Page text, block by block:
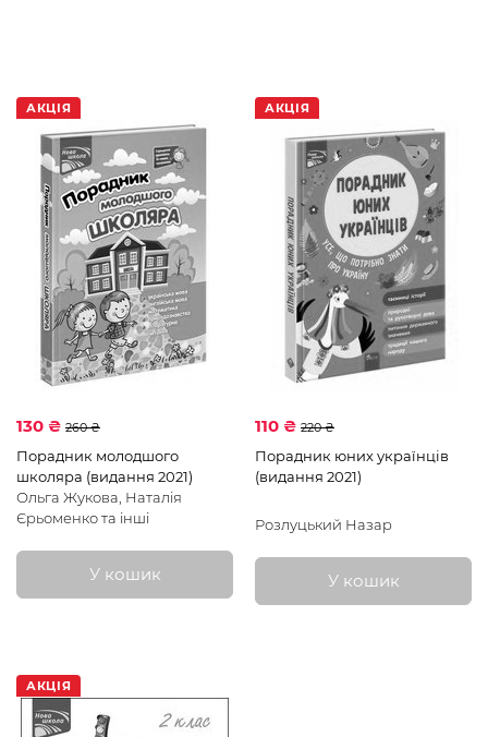
Читання
АКЦІЯ
130 ₴ 260 ₴
Порадник молодшого
школяра (видання 2021)
Ольга Жукова, Наталія
Єрьоменко та інші
У кошик
АКЦІЯ
110 ₴ 220 ₴
Порадник юних українців
(видання 2021)
Розлуцький Назар
У кошик
АКЦІЯ